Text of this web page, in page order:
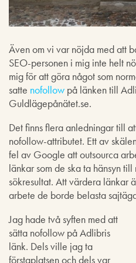
Även om vi var nöjda med att
SEO-personen i mig inte helt
mig för att göra något som
satte nofollow på länken till
Guldlägepånätet.se.
Det finns flera anledningar till
nofollow-attributet. Ett av
fel av Google att outsourca
länkar som de ska ta hänsyn
sökresultat. Att värdera länkar
arbete de borde belasta
Jag hade två syften med att
sätta nofollow på Adlibris
länk. Dels ville jag ta
förstaplatsen och dels var